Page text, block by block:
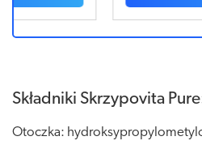
Składniki Skrzypovita
Otoczka: